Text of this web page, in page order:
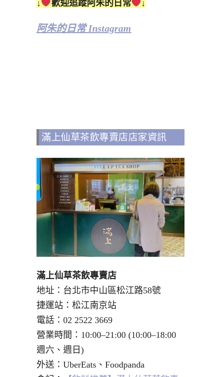
↓ 歡迎追蹤阿朱的日常 ↓
阿朱的日常 Instagram
滿上仙草茶飲專賣店店家資訊
滿上仙草茶飲專賣店
地址：台北市中山區松江路58號
捷運站：松江南京站
電話：02 2522 3669
營業時間：10:00–21:00 (10:00–18:00
週六、週日)
外送：UberEats、Foodpanda